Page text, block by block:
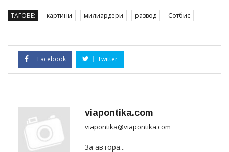
ТАГОВЕ: картини милиардери развод Сотбис
Facebook Twitter
viapontika.com
viapontika@viapontika.com
За автора...